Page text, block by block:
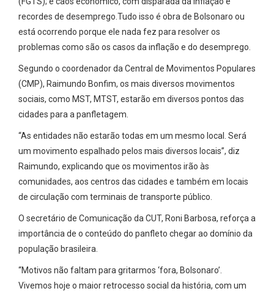
recordes de desemprego.Tudo isso é obra de Bolsonaro ou
está ocorrendo porque ele nada fez para resolver os
problemas como são os casos da inflação e do desemprego.
Segundo o coordenador da Central de Movimentos Populares
(CMP), Raimundo Bonfim, os mais diversos movimentos
sociais, como MST, MTST, estarão em diversos pontos das
cidades para a panfletagem.
“As entidades não estarão todas em um mesmo local. Será
um movimento espalhado pelos mais diversos locais”, diz
Raimundo, explicando que os movimentos irão às
comunidades, aos centros das cidades e também em locais
de circulação com terminais de transporte público.
O secretário de Comunicação da CUT, Roni Barbosa, reforça a
importância de o conteúdo do panfleto chegar ao domínio da
população brasileira.
“Motivos não faltam para gritarmos ‘fora, Bolsonaro’.
Vivemos hoje o maior retrocesso social da história, com um